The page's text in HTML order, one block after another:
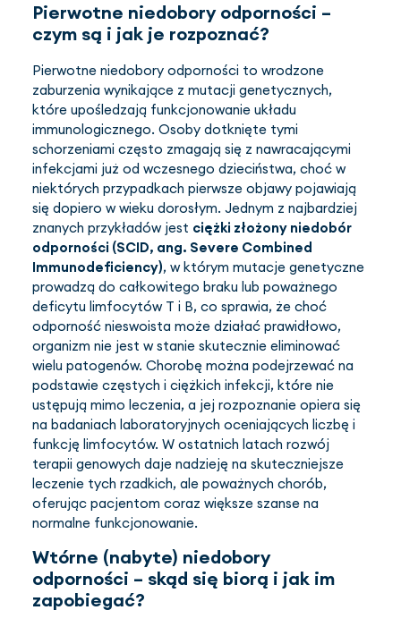
Pierwotne niedobory odporności –
czym są i jak je rozpoznać?
Pierwotne niedobory odporności to wrodzone
zaburzenia wynikające z mutacji genetycznych,
które upośledzają funkcjonowanie układu
immunologicznego. Osoby dotknięte tymi
schorzeniami często zmagają się z nawracającymi
infekcjami już od wczesnego dzieciństwa, choć w
niektórych przypadkach pierwsze objawy pojawiają
się dopiero w wieku dorosłym. Jednym z najbardziej
znanych przykładów jest ciężki złożony niedobór
odporności (SCID, ang. Severe Combined
Immunodeficiency), w którym mutacje genetyczne
prowadzą do całkowitego braku lub poważnego
deficytu limfocytów T i B, co sprawia, że choć
odporność nieswoista może działać prawidłowo,
organizm nie jest w stanie skutecznie eliminować
wielu patogenów. Chorobę można podejrzewać na
podstawie częstych i ciężkich infekcji, które nie
ustępują mimo leczenia, a jej rozpoznanie opiera się
na badaniach laboratoryjnych oceniających liczbę i
funkcję limfocytów. W ostatnich latach rozwój
terapii genowych daje nadzieję na skuteczniejsze
leczenie tych rzadkich, ale poważnych chorób,
oferując pacjentom coraz większe szanse na
normalne funkcjonowanie.
Wtórne (nabyte) niedobory
odporności – skąd się biorą i jak im
zapobiegać?